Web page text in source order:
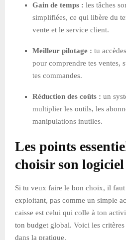
Gain de temps : les tâches
simplifiées, ce qui libère du
vente et le service client.
Meilleur pilotage : tu
pour comprendre tes ventes,
tes commandes.
Réduction des coûts : un
multiplier les outils, les
manipulations inutiles.
Les points
choisir son logiciel
Si tu veux faire le bon choix, il
exploitant, pas comme un simple
caisse est celui qui colle à ton
ton budget global. Voici les
dans la pratique.